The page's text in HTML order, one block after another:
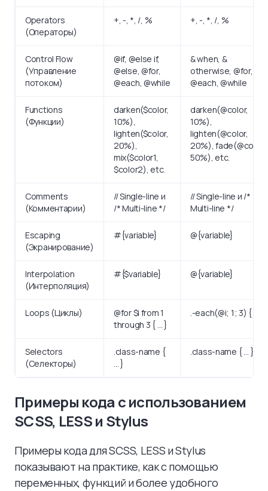
Operators
(Операторы)
+, -, *, /, % +, -, *, /, %
Control Flow
(Управление
потоком)
@if, @else if,
@else, @for,
@each, @while
& when, &
otherwise, @for,
@each, @while
Functions
(Функции)
darken($color,
10%),
lighten($color,
20%),
mix($color1,
$color2), etc.
darken(@color,
10%),
lighten(@color,
20%), fade(@color,
50%), etc.
Comments
(Комментарии)
// Single-line и
/* Multi-line */
// Single-line и /*
Multi-line */
Escaping
(Экранирование)
#{variable} @{variable}
Interpolation
(Интерполяция)
#{$variable} @{variable}
Loops (Циклы)
@for $i from 1
through 3 { … }
.-each(@i; 1; 3) { … }
Selectors
(Селекторы)
.class-name {
… }
.class-name { … }
Примеры кода с использованием
SCSS, LESS и Stylus
Примеры кода для SCSS, LESS и Stylus
показывают на практике, как с помощью
переменных, функций и более удобного